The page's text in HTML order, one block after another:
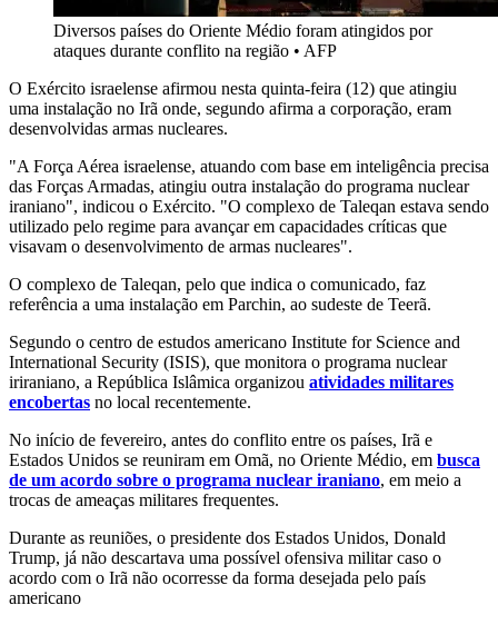
Diversos países do Oriente Médio foram atingidos por
ataques durante conflito na região • AFP
O Exército israelense afirmou nesta quinta-feira (12) que atingiu
uma instalação no Irã onde, segundo afirma a corporação, eram
desenvolvidas armas nucleares.
"A Força Aérea israelense, atuando com base em inteligência precisa
das Forças Armadas, atingiu outra instalação do programa nuclear
iraniano", indicou o Exército. "O complexo de Taleqan estava sendo
utilizado pelo regime para avançar em capacidades críticas que
visavam o desenvolvimento de armas nucleares".
O complexo de Taleqan, pelo que indica o comunicado, faz
referência a uma instalação em Parchin, ao sudeste de Teerã.
Segundo o centro de estudos americano Institute for Science and
International Security (ISIS), que monitora o programa nuclear
iriraniano, a República Islâmica organizou atividades militares
encobertas no local recentemente.
No início de fevereiro, antes do conflito entre os países, Irã e
Estados Unidos se reuniram em Omã, no Oriente Médio, em busca
de um acordo sobre o programa nuclear iraniano, em meio a
trocas de ameaças militares frequentes.
Durante as reuniões, o presidente dos Estados Unidos, Donald
Trump, já não descartava uma possível ofensiva militar caso o
acordo com o Irã não ocorresse da forma desejada pelo país
americano